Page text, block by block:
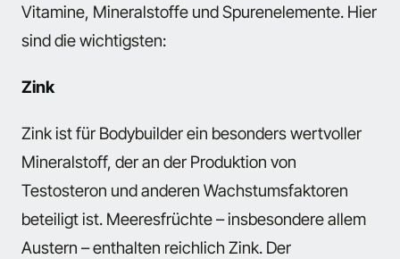
Vitamine, Mineralstoffe und Spurenelemente. Hier
sind die wichtigsten:
Zink
Zink ist für Bodybuilder ein besonders wertvoller
Mineralstoff, der an der Produktion von
Testosteron und anderen Wachstumsfaktoren
beteiligt ist. Meeresfrüchte – insbesondere allem
Austern – enthalten reichlich Zink. Der